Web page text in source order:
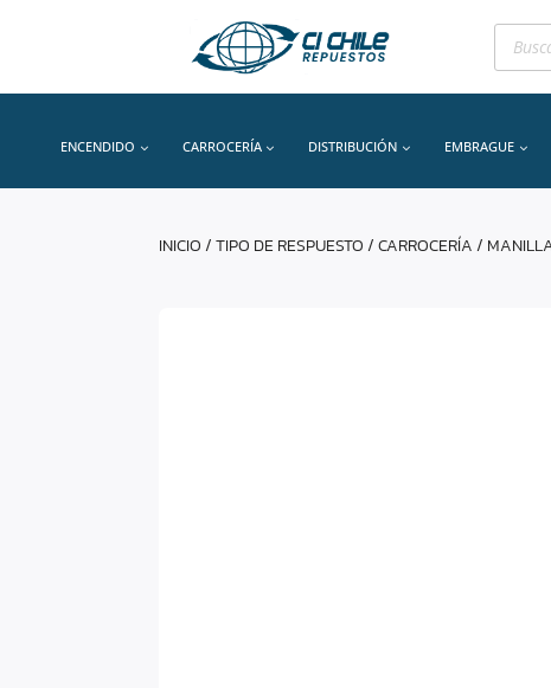
ENCENDIDO CARROCERÍA DISTRIBUCIÓN EMBRAGUE
INICIO/TIPO DE RESPUESTO/CARROCERÍA/